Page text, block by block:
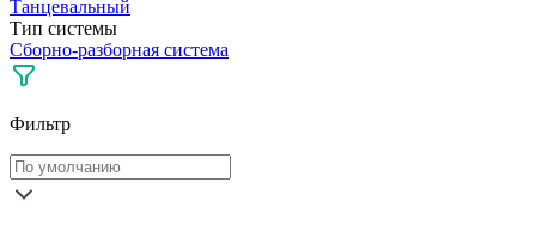
Танцевальный
Тип системы
Сборно-разборная система
Фильтр